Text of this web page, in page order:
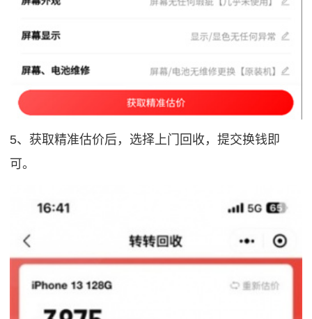
5、获取精准估价后，选择上门回收，提交换钱即
可。